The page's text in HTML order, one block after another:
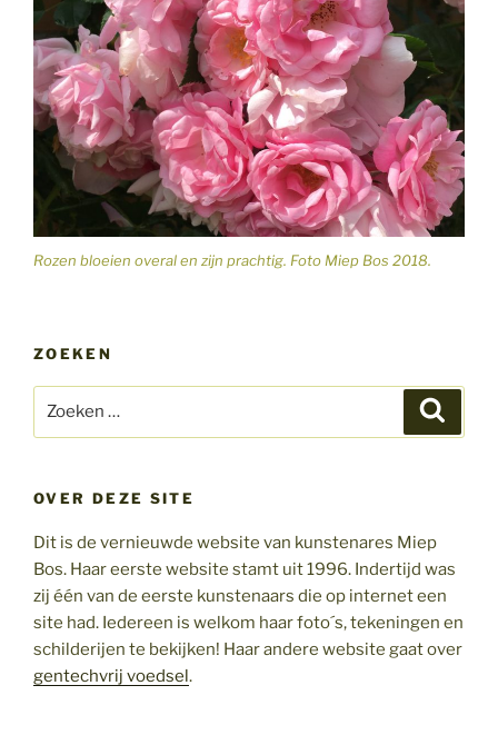
Rozen bloeien overal en zijn prachtig. Foto Miep Bos 2018.
ZOEKEN
naar:
OVER DEZE SITE
Dit is de vernieuwde website van kunstenares Miep
Bos. Haar eerste website stamt uit 1996. Indertijd was
zij één van de eerste kunstenaars die op internet een
site had. Iedereen is welkom haar foto´s, tekeningen en
schilderijen te bekijken! Haar andere website gaat over
gentechvrij voedsel.